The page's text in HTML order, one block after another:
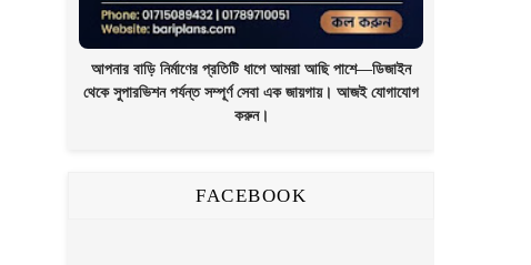
আপনার বাড়ি নির্মাণের প্রতিটি ধাপে আমরা আছি পাশে—ডিজাইন
থেকে সুপারভিশন পর্যন্ত সম্পূর্ণ সেবা এক জায়গায়। আজই যোগাযোগ
করুন।
FACEBOOK